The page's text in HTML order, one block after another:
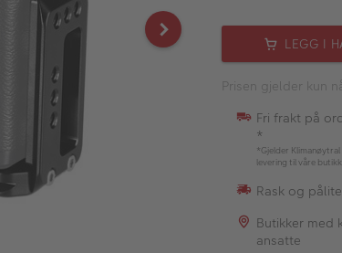
LEGG I
Prisen gjelder kun
Fri frakt på
*
*Gjelder
levering til våre
Rask og
Butikker med
ansatte